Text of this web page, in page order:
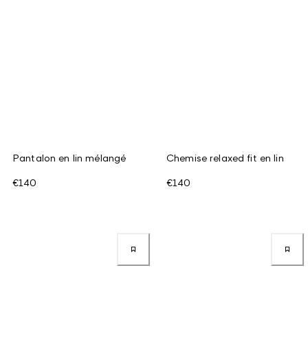
Pantalon en lin mélangé
€140
Chemise relaxed fit en lin
€140